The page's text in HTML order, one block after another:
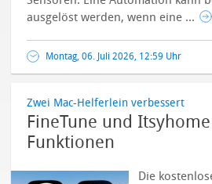
ausgelöst werden, wenn eine ...
Montag, 06. Juli 2026, 12:59 Uhr
Zwei Mac-Helferlein verbessert
FineTune und
Funktionen
Die